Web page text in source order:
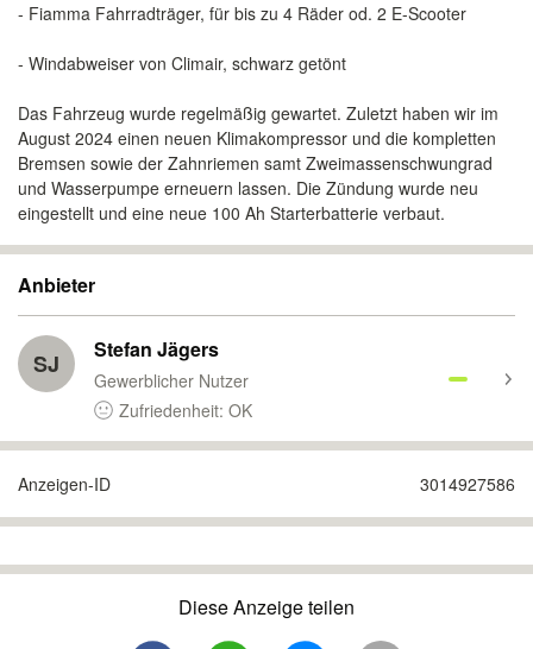
- Fiamma Fahrradträger, für bis zu 4 Räder od. 2 E-Scooter
- Windabweiser von Climair, schwarz getönt
Das Fahrzeug wurde regelmäßig gewartet. Zuletzt haben wir im
August 2024 einen neuen Klimakompressor und die kompletten
Bremsen sowie der Zahnriemen samt Zweimassenschwungrad
und Wasserpumpe erneuern lassen. Die Zündung wurde neu
eingestellt und eine neue 100 Ah Starterbatterie verbaut.
Anbieter
SJ Stefan Jägers
Gewerblicher Nutzer
Zufriedenheit: OK
Anzeigen-ID 3014927586
Diese Anzeige teilen